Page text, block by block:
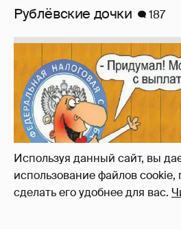
Используя данный сайт, вы
использование файлов
сделать его удобнее для вас.
Зачем нам вообще
как работают наши
заикаемся о защите прав)